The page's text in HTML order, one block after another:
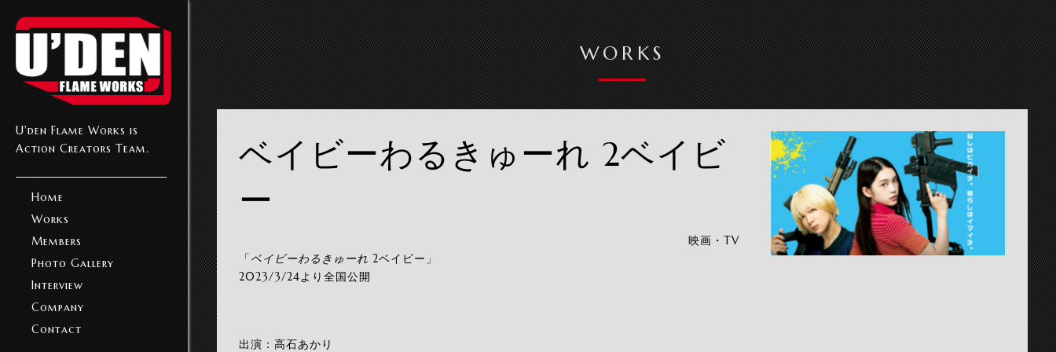
U'den Flame Works is
Action Creators Team.
Home
Works
Members
Photo Gallery
Interview
Company
Contact
WORKS
ベイビーわるきゅーれ 2ベイビ
ー
映画・TV
「 ベイビーわるきゅーれ 2ベイビー」
2023/3/24より全国公開
出演：高石あかり